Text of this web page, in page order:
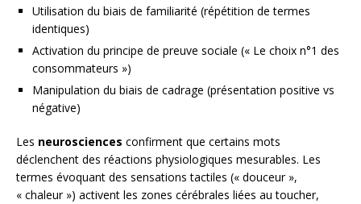
Utilisation du biais de familiarité (répétition de termes
identiques)
Activation du principe de preuve sociale (« Le choix n°1 des
consommateurs »)
Manipulation du biais de cadrage (présentation positive vs
négative)
Les neurosciences confirment que certains mots
déclenchent des réactions physiologiques mesurables. Les
termes évoquant des sensations tactiles (« douceur »,
« chaleur ») activent les zones cérébrales liées au toucher,